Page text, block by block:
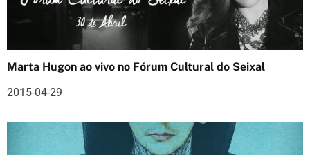
g
Marta Hugon ao vivo no Fórum Cultural do Seixal
2015-04-29